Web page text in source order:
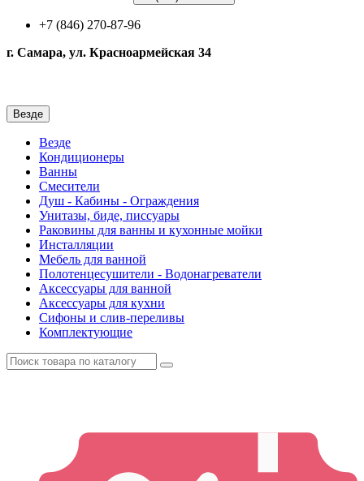
+7 (846) 270-87-96
г. Самара, ул. Красноармейская 34
Везде
Везде
Кондиционеры
Ванны
Смесители
Душ - Кабины - Ограждения
Унитазы, биде, писсуары
Раковины для ванны и кухонные мойки
Инсталляции
Мебель для ванной
Полотенцесушители - Водонагреватели
Аксессуары для ванной
Аксессуары для кухни
Сифоны и слив-переливы
Комплектующие